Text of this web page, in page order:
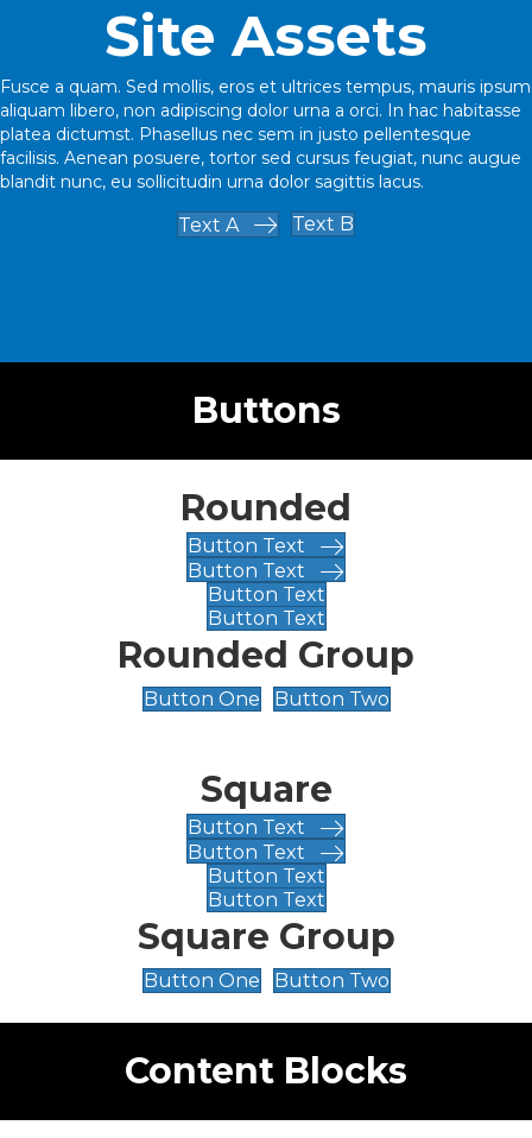
Site Assets
Fusce a quam. Sed mollis, eros et ultrices tempus, mauris ipsum
aliquam libero, non adipiscing dolor urna a orci. In hac habitasse
platea dictumst. Phasellus nec sem in justo pellentesque
facilisis. Aenean posuere, tortor sed cursus feugiat, nunc augue
blandit nunc, eu sollicitudin urna dolor sagittis lacus.
Text A Text B
Buttons
Rounded
Button Text
Button Text
Button Text
Button Text
Rounded Group
Button One Button Two
Square
Button Text
Button Text
Button Text
Button Text
Square Group
Button One Button Two
Content Blocks